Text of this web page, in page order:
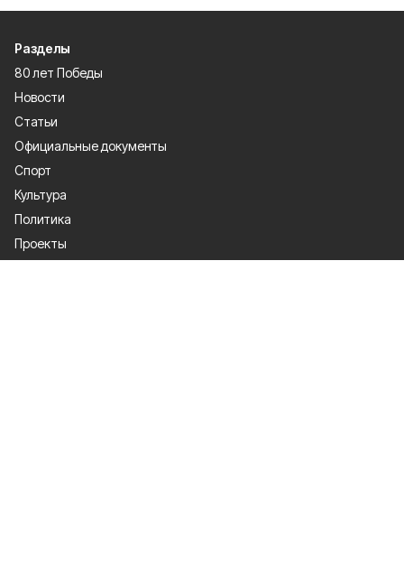
Разделы
80 лет Победы
Новости
Статьи
Официальные документы
Спорт
Культура
Политика
Проекты